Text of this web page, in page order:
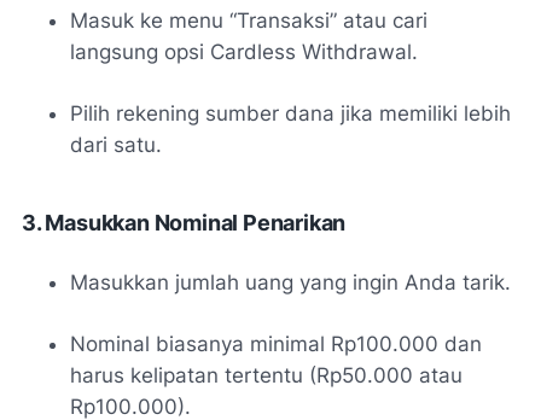
Masuk ke menu “Transaksi” atau cari
langsung opsi Cardless Withdrawal.
Pilih rekening sumber dana jika memiliki lebih
dari satu.
3. Masukkan Nominal Penarikan
Masukkan jumlah uang yang ingin Anda tarik.
Nominal biasanya minimal Rp100.000 dan
harus kelipatan tertentu (Rp50.000 atau
Rp100.000).